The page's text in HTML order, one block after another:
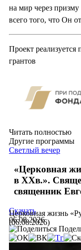
на мир через призму
всего того, что Он
Проект
грантов
Читать полностью
Другие программы
Светлый вечер
«Церковная
в ХХв.».
священник
Церковная жизнь
(06.08.2026)
Скачать
06.08.2026